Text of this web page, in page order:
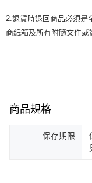
2.退貨時退回商品必須是
商紙箱及所有附隨文件或
商品規格
保存期限